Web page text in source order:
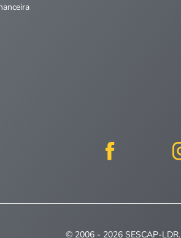
© 2006 - 2026 SESCAP-LDR.